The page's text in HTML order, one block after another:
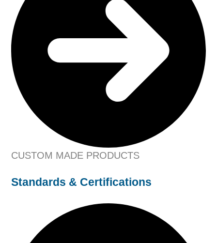
CUSTOM MADE PRODUCTS
Standards & Certifications